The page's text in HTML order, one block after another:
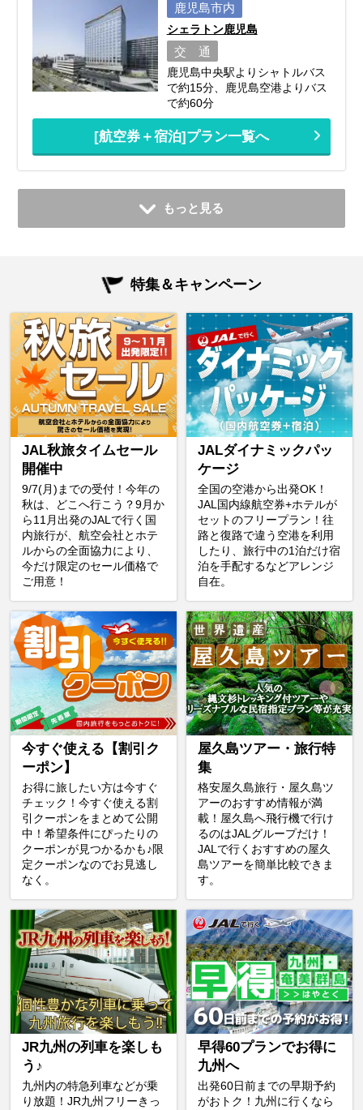
鹿児島市内
シェラトン鹿児島
交 通
鹿児島中央駅よりシャトルバス
で約15分、鹿児島空港よりバス
で約60分
[航空券＋宿泊]プラン一覧へ
もっと見る
特集＆キャンペーン
JAL秋旅タイムセール
開催中
9/7(月)までの受付！今年の
秋は、どこへ行こう？9月か
ら11月出発のJALで行く国
内旅行が、航空会社とホテ
ルからの全面協力により、
今だけ限定のセール価格で
ご用意！
JALダイナミックパッ
ケージ
全国の空港から出発OK！
JAL国内線航空券+ホテルが
セットのフリープラン！往
路と復路で違う空港を利用
したり、旅行中の1泊だけ宿
泊を手配するなどアレンジ
自在。
今すぐ使える【割引ク
ーポン】
お得に旅したい方は今すぐ
チェック！今すぐ使える割
引クーポンをまとめて公開
中！希望条件にぴったりの
クーポンが見つかるかも♪限
定クーポンなのでお見逃し
なく。
屋久島ツアー・旅行特
集
格安屋久島旅行・屋久島ツ
アーのおすすめ情報が満
載！屋久島へ飛行機で行け
るのはJALグループだけ！
JALで行くおすすめの屋久
島ツアーを簡単比較できま
す。
JR九州の列車を楽しも
う♪
九州内の特急列車などが乗
り放題！JR九州フリーきっ
早得60プランでお得に
九州へ
出発60日前までの早期予約
がおトク！九州に行くなら